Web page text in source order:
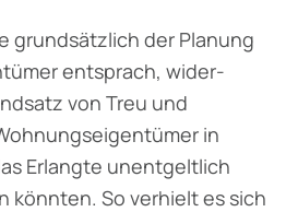
grundsätzlich der Planung
entsprach, wider­
von Treu und
in
Erlangte unentgeltlich
könnten. So verhielt es sich